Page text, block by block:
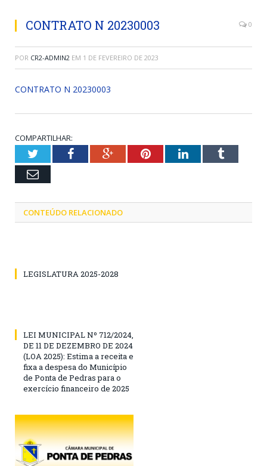
CONTRATO N 20230003 0
POR CR2-ADMIN2 EM 1 DE FEVEREIRO DE 2023
CONTRATO N 20230003
COMPARTILHAR:
TwitterFacebookGoogle+PinterestLinkedInTumblr
Email
CONTEÚDO RELACIONADO
LEGISLATURA 2025-2028
LEI MUNICIPAL Nº 712/2024,
DE 11 DE DEZEMBRO DE 2024
(LOA 2025): Estima a receita e
fixa a despesa do Município
de Ponta de Pedras para o
exercício financeiro de 2025